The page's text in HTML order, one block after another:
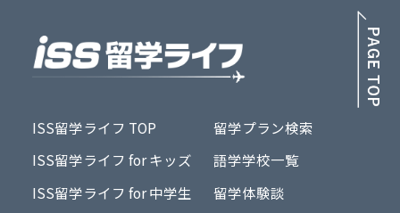
ISS留学ライフ TOP
ISS留学ライフ for キッズ
ISS留学ライフ for 中学生
留学プラン検索
語学学校一覧
留学体験談